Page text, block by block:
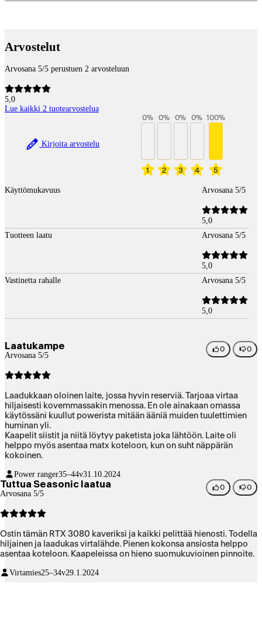
Arvostelut
Arvosana 5/5 perustuen 2 arvosteluun
5,0
Lue kaikki 2 tuotearvostelua
Kirjoita arvostelu
1
0%
2
0%
3
0%
4
0%
5
100%
Käyttömukavuus Arvosana 5/5
5,0
Tuotteen laatu
Arvosana 5/5
5,0
Vastinetta rahalle
Arvosana 5/5
5,0
Laatukampe
Arvosana 5/5
0 0
Laadukkaan oloinen laite, jossa hyvin reserviä. Tarjoaa virtaa
hiljaisesti kovemmassakin menossa. En ole ainakaan omassa
käytössäni kuullut powerista mitään ääniä muiden tuulettimien
huminan yli.
Kaapelit siistit ja niitä löytyy paketista joka lähtöön. Laite oli
helppo myös asentaa matx koteloon, kun on suht näppärän
kokoinen.
Power ranger35–44v31.10.2024
Tuttua Seasonic laatua
Arvosana 5/5
0 0
Ostin tämän RTX 3080 kaveriksi ja kaikki pelittää hienosti. Todella
hiljainen ja laadukas virtalähde. Pienen kokonsa ansiosta helppo
asentaa koteloon. Kaapeleissa on hieno suomukuvioinen pinnoite.
Virtamies25–34v29.1.2024